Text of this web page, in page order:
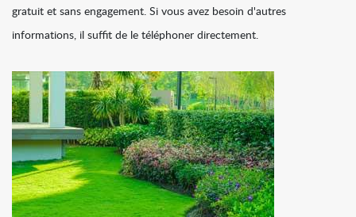
gratuit et sans engagement. Si vous avez besoin d'autres
informations, il suffit de le téléphoner directement.